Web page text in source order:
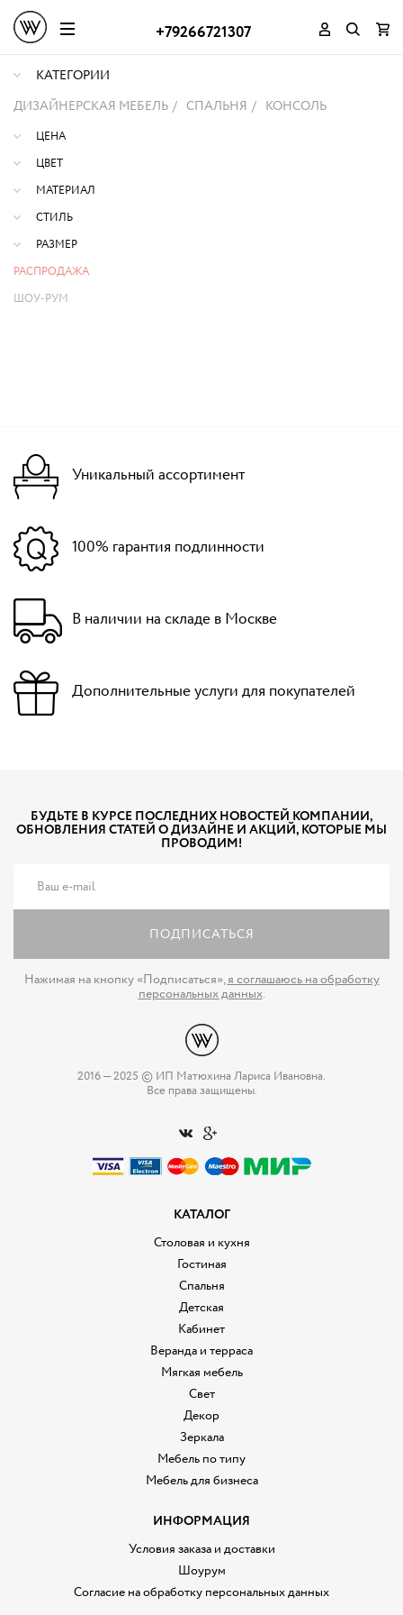
+79266721307
КАТЕГОРИИ
ДИЗАЙНЕРСКАЯ МЕБЕЛЬ
СПАЛЬНЯ КОНСОЛЬ
ЦЕНА
ЦВЕТ
МАТЕРИАЛ
СТИЛЬ
РАЗМЕР
РАСПРОДАЖА
ШОУ-РУМ
Уникальный ассортимент
100% гарантия подлинности
В наличии на складе в Москве
Дополнительные услуги для покупателей
БУДЬТЕ В КУРСЕ ПОСЛЕДНИХ НОВОСТЕЙ КОМПАНИИ,
ОБНОВЛЕНИЯ СТАТЕЙ О ДИЗАЙНЕ И АКЦИЙ, КОТОРЫЕ МЫ
ПРОВОДИМ!
ПОДПИСАТЬСЯ
Нажимая на кнопку «Подписаться»,я соглашаюсь на обработку
персональных данных.
2016 — 2025 © ИП Матюхина Лариса Ивановна.
Все права защищены.
КАТАЛОГ
Столовая и кухня
Гостиная
Спальня
Детская
Кабинет
Веранда и терраса
Мягкая мебель
Свет
Декор
Зеркала
Мебель по типу
Мебель для бизнеса
ИНФОРМАЦИЯ
Условия заказа и доставки
Шоурум
Согласие на обработку персональных данных